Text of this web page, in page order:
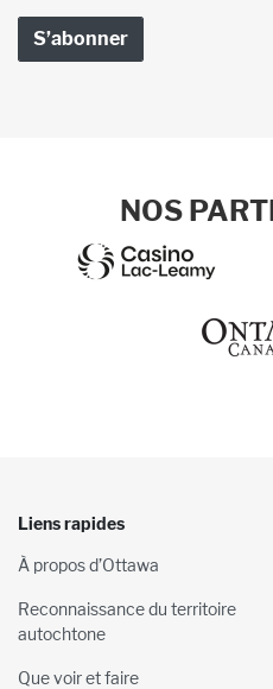
NOS
Liens rapides
À propos d’Ottawa
Reconnaissance du territoire
autochtone
Que voir et faire